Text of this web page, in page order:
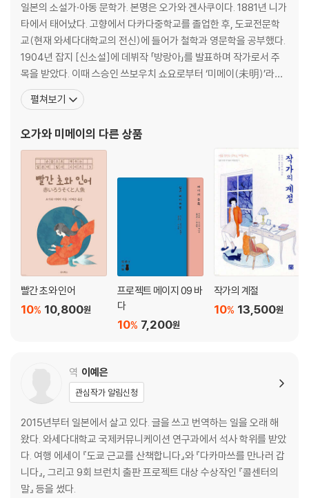
일본의 소설가·아동 문학가. 본명은 오가와 겐사쿠이다. 1881년 니가
타에서 태어났다. 고향에서 다카다중학교를 졸업한 후, 도쿄전문학
교(현재 와세다대학교의 전신)에 들어가 철학과 영문학을 공부했다.
1904년 잡지 [신소설]에 데뷔작 「방랑아」를 발표하며 작가로서 주
목을 받았다. 이때 스승인 쓰보우치 쇼요로부터 ‘미메이(未明)’라는
호를 받았다. 대학 졸업 후 와세다문학사의 편집자로 일하며 많은 작
품을 썼다. 1925년 ‘와세다 동화 모임’을 만들고, 1926년 [도쿄일일
작에 전념했다. 1946년 일본 아동 문학
펼쳐보기
오가와 미메이 의 다른 상품
빨간 초와 인어
10,800원
10%
프로젝트 메이지 09 바
다
7,200원
10%
작가의 계절
13,500원
10%
역 이예은
관심작가 알림신청
2015년부터 일본에서 살고 있다. 글을 쓰고 번역하는 일을 오래 해
왔다. 와세다대학교 국제커뮤니케이션 연구과에서 석사 학위를 받았
다. 여행 에세이 『도쿄 근교를 산책합니다』와 『다카마쓰를 만나러 갑
니다』, 그리고 9회 브런치 출판 프로젝트 대상 수상작인 『콜센터의
말』 등을 썼다.